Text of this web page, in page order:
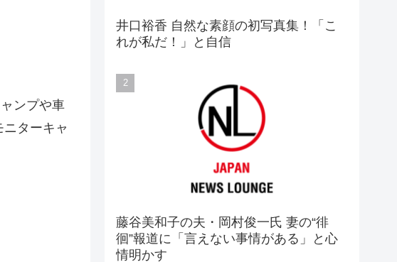
ンプや車
ターキャ
井口裕香 自然な素顔の初写真集！「こ
れが私だ！」と自信
藤谷美和子の夫・岡村俊一氏 妻の“徘
徊”報道に「言えない事情がある」と心
情明かす